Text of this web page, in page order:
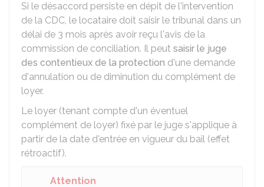
Si le désaccord persiste en dépit de l'intervention
de la CDC, le locataire doit saisir le tribunal dans un
délai de 3 mois après avoir reçu l'avis de la
commission de conciliation. Il peut saisir le juge
des contentieux de la protection d'une demande
d'annulation ou de diminution du complément de
loyer.
Le loyer (tenant compte d'un éventuel
complément de loyer) fixé par le juge s'applique à
partir de la date d'entrée en vigueur du bail (effet
rétroactif).
Attention